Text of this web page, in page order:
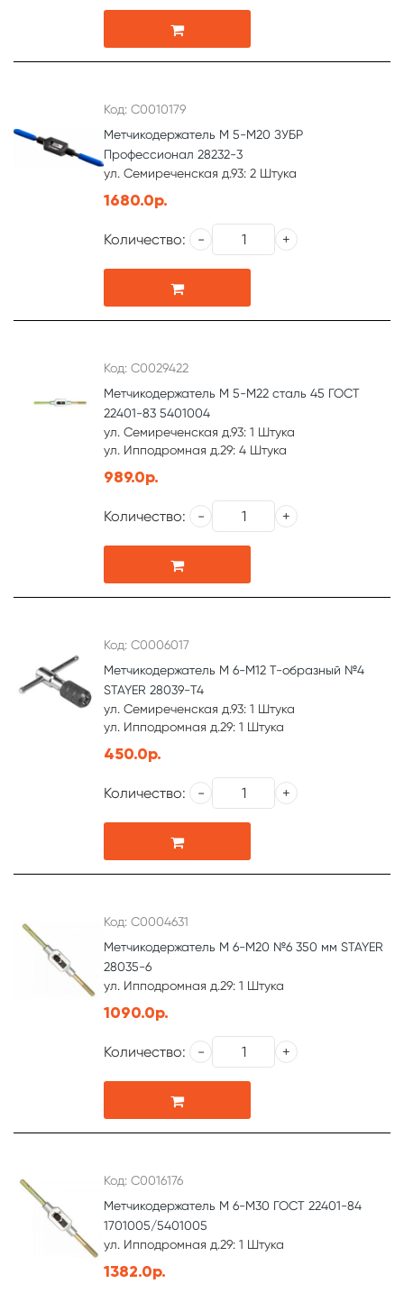
Код: С0010179
Метчикодержатель М 5-М20 ЗУБР
Профессионал 28232-3
ул. Семиреченская д.93: 2 Штука
1680.0р.
Количество:
Код: С0029422
Метчикодержатель М 5-М22 сталь 45 ГОСТ
22401-83 5401004
ул. Семиреченская д.93: 1 Штука
ул. Ипподромная д.29: 4 Штука
989.0р.
Количество:
Код: С0006017
Метчикодержатель М 6-М12 Т-образный №4
STAYER 28039-Т4
ул. Семиреченская д.93: 1 Штука
ул. Ипподромная д.29: 1 Штука
450.0р.
Количество:
Код: С0004631
Метчикодержатель М 6-М20 №6 350 мм STAYER
28035-6
ул. Ипподромная д.29: 1 Штука
1090.0р.
Количество:
Код: С0016176
Метчикодержатель М 6-М30 ГОСТ 22401-84
1701005/5401005
ул. Ипподромная д.29: 1 Штука
1382.0р.